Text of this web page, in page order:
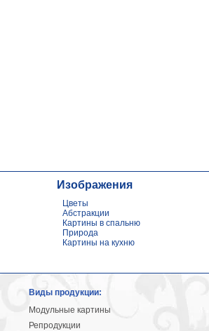
Изображения
Цветы
Абстракции
Картины в спальню
Природа
Картины на кухню
Виды продукции:
Модульные картины
Репродукции